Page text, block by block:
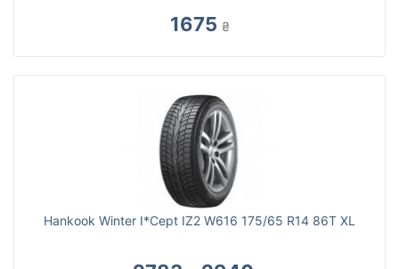
1675 ₴
Hankook Winter I*Cept IZ2 W616 175/65 R14 86T XL